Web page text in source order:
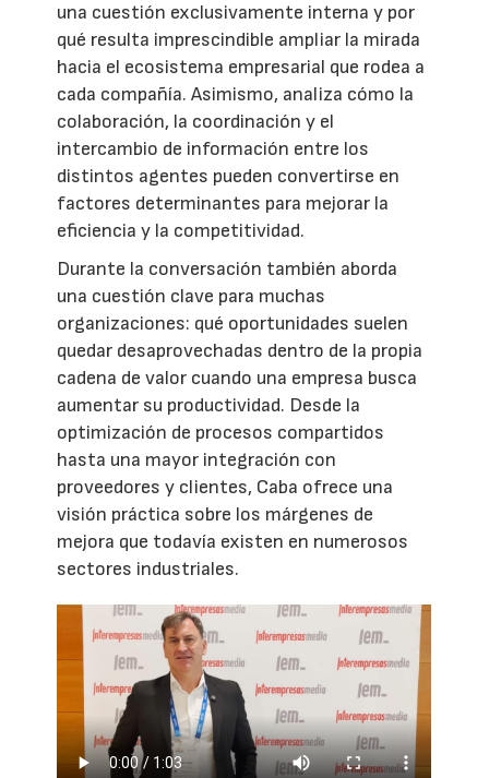
una cuestión exclusivamente interna y por
qué resulta imprescindible ampliar la mirada
hacia el ecosistema empresarial que rodea a
cada compañía. Asimismo, analiza cómo la
colaboración, la coordinación y el
intercambio de información entre los
distintos agentes pueden convertirse en
factores determinantes para mejorar la
eficiencia y la competitividad.
Durante la conversación también aborda
una cuestión clave para muchas
organizaciones: qué oportunidades suelen
quedar desaprovechadas dentro de la propia
cadena de valor cuando una empresa busca
aumentar su productividad. Desde la
optimización de procesos compartidos
hasta una mayor integración con
proveedores y clientes, Caba ofrece una
visión práctica sobre los márgenes de
mejora que todavía existen en numerosos
sectores industriales.